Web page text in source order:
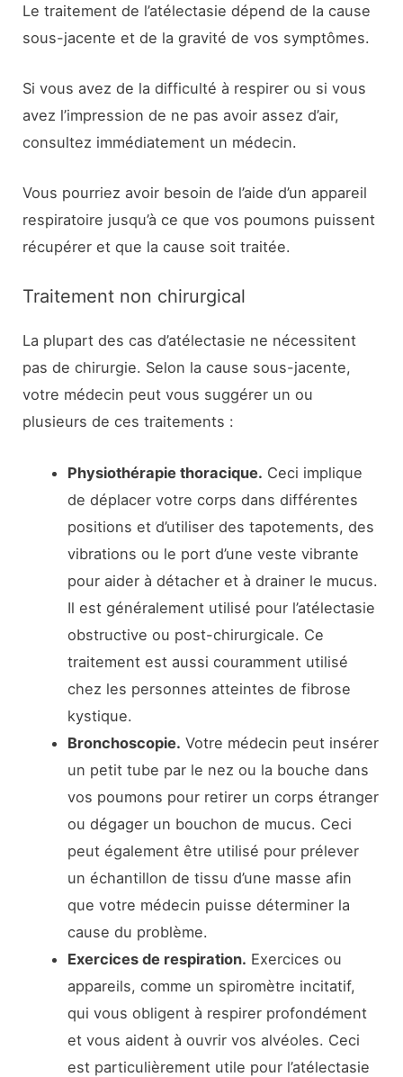
Le traitement de l’atélectasie dépend de la cause
sous-jacente et de la gravité de vos symptômes.
Si vous avez de la difficulté à respirer ou si vous
avez l’impression de ne pas avoir assez d’air,
consultez immédiatement un médecin.
Vous pourriez avoir besoin de l’aide d’un appareil
respiratoire jusqu’à ce que vos poumons puissent
récupérer et que la cause soit traitée.
Traitement non chirurgical
La plupart des cas d’atélectasie ne nécessitent
pas de chirurgie. Selon la cause sous-jacente,
votre médecin peut vous suggérer un ou
plusieurs de ces traitements :
Physiothérapie thoracique. Ceci implique
de déplacer votre corps dans différentes
positions et d’utiliser des tapotements, des
vibrations ou le port d’une veste vibrante
pour aider à détacher et à drainer le mucus.
Il est généralement utilisé pour l’atélectasie
obstructive ou post-chirurgicale. Ce
traitement est aussi couramment utilisé
chez les personnes atteintes de fibrose
kystique.
Bronchoscopie. Votre médecin peut insérer
un petit tube par le nez ou la bouche dans
vos poumons pour retirer un corps étranger
ou dégager un bouchon de mucus. Ceci
peut également être utilisé pour prélever
un échantillon de tissu d’une masse afin
que votre médecin puisse déterminer la
cause du problème.
Exercices de respiration. Exercices ou
appareils, comme un spiromètre incitatif,
qui vous obligent à respirer profondément
et vous aident à ouvrir vos alvéoles. Ceci
est particulièrement utile pour l’atélectasie